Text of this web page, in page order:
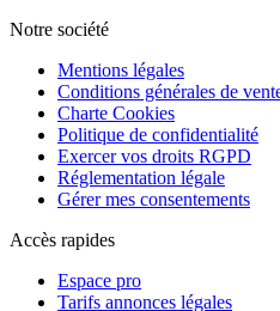
Notre société
Mentions légales
Conditions générales de
Charte Cookies
Politique de confidentialité
Exercer vos droits RGPD
Réglementation légale
Gérer mes consentements
Accès rapides
Espace pro
Tarifs annonces légales